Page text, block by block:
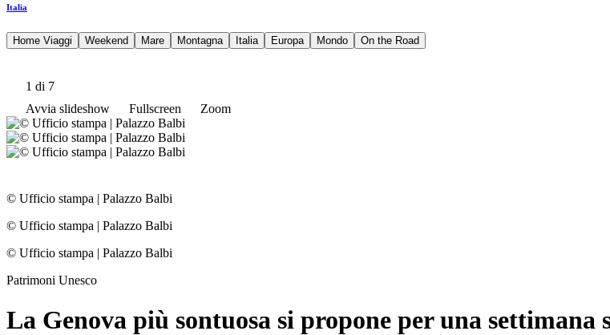
Italia
Home Viaggi Weekend Mare Montagna Italia Europa Mondo On the Road
1 di 7
Avvia slideshow
Fullscreen Zoom
© Ufficio stampa | Palazzo Balbi
© Ufficio stampa | Palazzo Balbi
© Ufficio stampa | Palazzo Balbi
Patrimoni Unesco
La Genova più sontuosa si propone per una settimana